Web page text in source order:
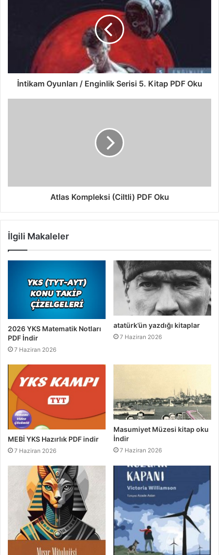
İntikam Oyunları / Enginlik Serisi 5. Kitap PDF Oku
Atlas Kompleksi (Ciltli) PDF Oku
İlgili Makaleler
2026 YKS Matematik Notları
PDF İndir
7 Haziran 2026
atatürk’ün yazdığı kitaplar
7 Haziran 2026
MEBİ YKS Hazırlık PDF indir
7 Haziran 2026
Masumiyet Müzesi kitap oku
İndir
7 Haziran 2026